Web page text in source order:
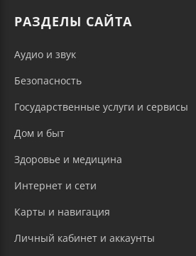
РАЗДЕЛЫ САЙТА
Аудио и звук
Безопасность
Государственные услуги и сервисы
Дом и быт
Здоровье и медицина
Интернет и сети
Карты и навигация
Личный кабинет и аккаунты